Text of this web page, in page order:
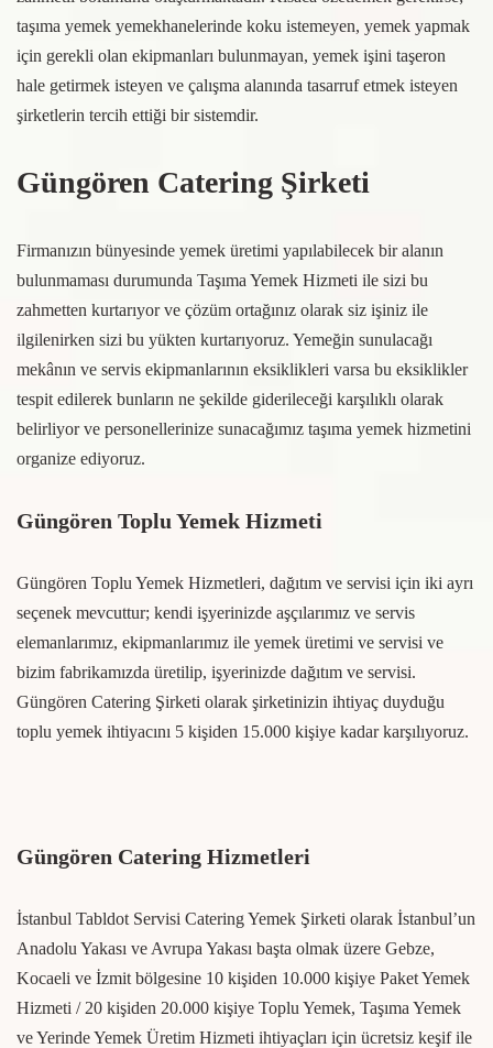
taşıma yemek yemekhanelerinde koku istemeyen, yemek yapmak
için gerekli olan ekipmanları bulunmayan, yemek işini taşeron
hale getirmek isteyen ve çalışma alanında tasarruf etmek isteyen
şirketlerin tercih ettiği bir sistemdir.
Güngören Catering Şirketi
Firmanızın bünyesinde yemek üretimi yapılabilecek bir alanın
bulunmaması durumunda Taşıma Yemek Hizmeti ile sizi bu
zahmetten kurtarıyor ve çözüm ortağınız olarak siz işiniz ile
ilgilenirken sizi bu yükten kurtarıyoruz. Yemeğin sunulacağı
mekânın ve servis ekipmanlarının eksiklikleri varsa bu eksiklikler
tespit edilerek bunların ne şekilde giderileceği karşılıklı olarak
belirliyor ve personellerinize sunacağımız taşıma yemek hizmetini
organize ediyoruz.
Güngören Toplu Yemek Hizmeti
Güngören Toplu Yemek Hizmetleri, dağıtım ve servisi için iki ayrı
seçenek mevcuttur; kendi işyerinizde aşçılarımız ve servis
elemanlarımız, ekipmanlarımız ile yemek üretimi ve servisi ve
bizim fabrikamızda üretilip, işyerinizde dağıtım ve servisi.
Güngören Catering Şirketi olarak şirketinizin ihtiyaç duyduğu
toplu yemek ihtiyacını 5 kişiden 15.000 kişiye kadar karşılıyoruz.
Güngören Catering Hizmetleri
İstanbul Tabldot Servisi Catering Yemek Şirketi olarak İstanbul’un
Anadolu Yakası ve Avrupa Yakası başta olmak üzere Gebze,
Kocaeli ve İzmit bölgesine 10 kişiden 10.000 kişiye Paket Yemek
Hizmeti / 20 kişiden 20.000 kişiye Toplu Yemek, Taşıma Yemek
ve Yerinde Yemek Üretim Hizmeti ihtiyaçları için ücretsiz keşif ile